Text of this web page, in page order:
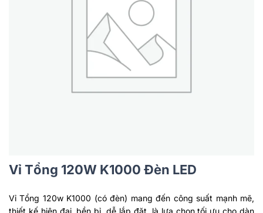
Vỉ Tổng 120W K1000 Đèn LED
Vỉ Tổng 120w K1000 (có đèn) mang đến công suất mạnh mẽ,
thiết kế hiện đại, bền bỉ, dễ lắp đặt, là lựa chọn tối ưu cho dàn